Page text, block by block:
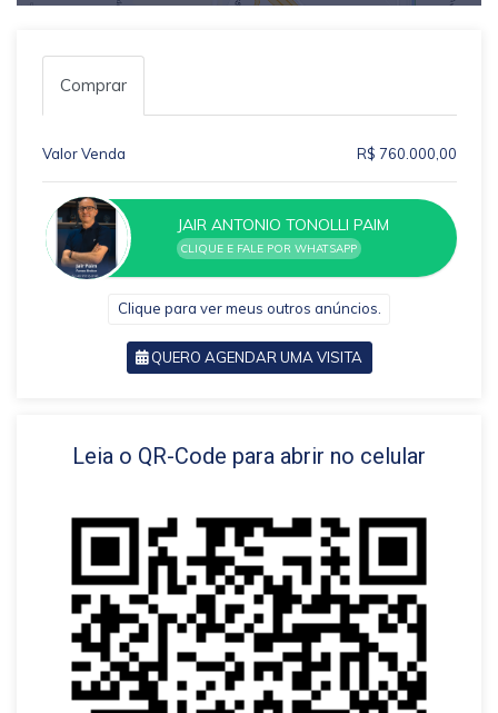
Comprar
Valor Venda R$ 760.000,00
JAIR ANTONIO TONOLLI PAIM
CLIQUE E FALE POR WHATSAPP
Clique para ver meus outros anúncios.
QUERO AGENDAR UMA VISITA
VOLTAR
Leia o QR-Code para abrir no celular